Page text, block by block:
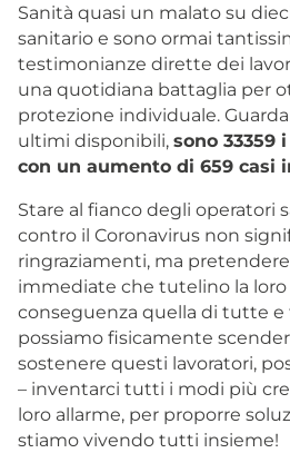
Sanità quasi un malato su
sanitario e sono ormai
testimonianze dirette dei
una quotidiana battaglia per
protezione individuale.
ultimi disponibili, sono 33359
con un aumento di 659 casi
Stare al fianco degli operatori
contro il Coronavirus non
ringraziamenti, ma
immediate che tutelino la loro
conseguenza quella di tutte
possiamo fisicamente
sostenere questi lavoratori,
– inventarci tutti i modi più
loro allarme, per proporre
stiamo vivendo tutti insieme!